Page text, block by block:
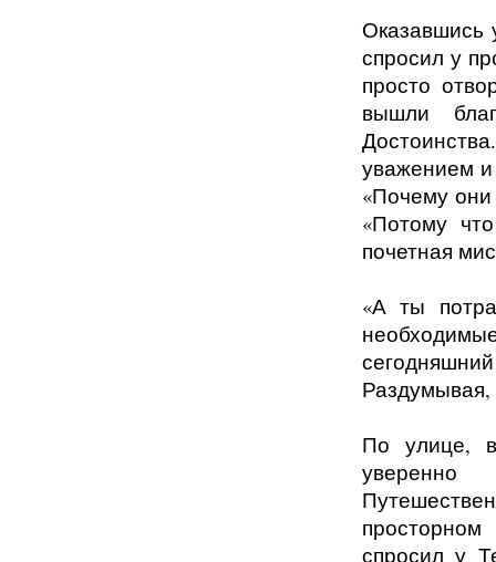
Оказавшись
спросил у
просто
вышли
уважением и
«Почему они
«Потому
почетная
«А ты
Раздумывая,
По улице,
спросил у